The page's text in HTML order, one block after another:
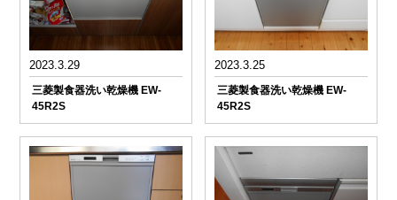
2023.3.29
三菱製食器洗い乾燥機 EW-
45R2S
2023.3.25
三菱製食器洗い乾燥機 EW-
45R2S